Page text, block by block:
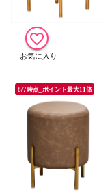
8/7時点_ポイント最大11倍